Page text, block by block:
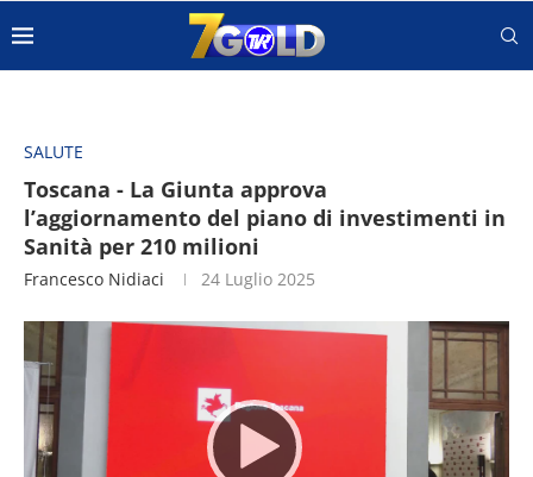
SALUTE
Toscana - La Giunta approva
l’aggiornamento del piano di investimenti in
Sanità per 210 milioni
Francesco Nidiaci 24 Luglio 2025
Video